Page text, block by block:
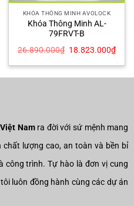
KHÓA THÔNG MINH AVOLOCK
Khóa Thông Minh AL-
79FRVT-B
26.890.000₫ Giá
là:
18.823.000₫Giá
hiện
tại
Namra đời với sứ mệnh mang
lượng cao, an toàn và bền bỉ
công trình. Tự hào là đơn vị cung
luôn đồng hành cùng các dự án